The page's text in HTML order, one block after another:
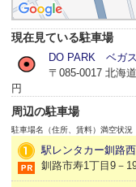
現在見ている駐車場
DO PARK ベガ
〒085-0017 北海
円
周辺の駐車場
駐車場名（住所、賃料） 満空状況
駅レンタカー釧路
釧路市寿1丁目9－